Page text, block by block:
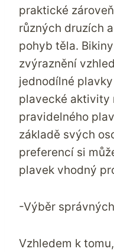
praktické
různých druzích
pohyb těla.
zvýraznění
jednodílné
plavecké aktivity
pravidelného
základě svých
preferencí si
plavek vhodný
-Výběr
Vzhledem k